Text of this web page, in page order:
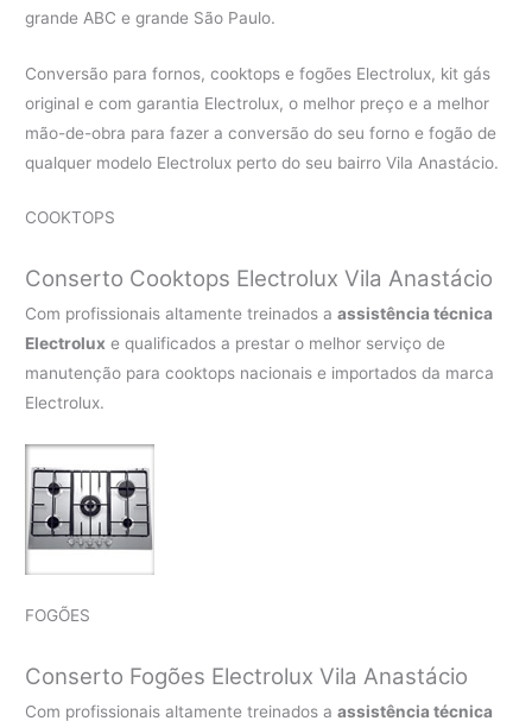
grande ABC e grande São Paulo.
Conversão para fornos, cooktops e fogões Electrolux, kit gás
original e com garantia Electrolux, o melhor preço e a melhor
mão-de-obra para fazer a conversão do seu forno e fogão de
qualquer modelo Electrolux perto do seu bairro Vila Anastácio.
COOKTOPS
Conserto Cooktops Electrolux Vila Anastácio
Com profissionais altamente treinados aassistência técnica
Electrolux e qualificados a prestar o melhor serviço de
manutenção para cooktops nacionais e importados da marca
Electrolux.
FOGÕES
Conserto Fogões Electrolux Vila Anastácio
Com profissionais altamente treinados aassistência técnica